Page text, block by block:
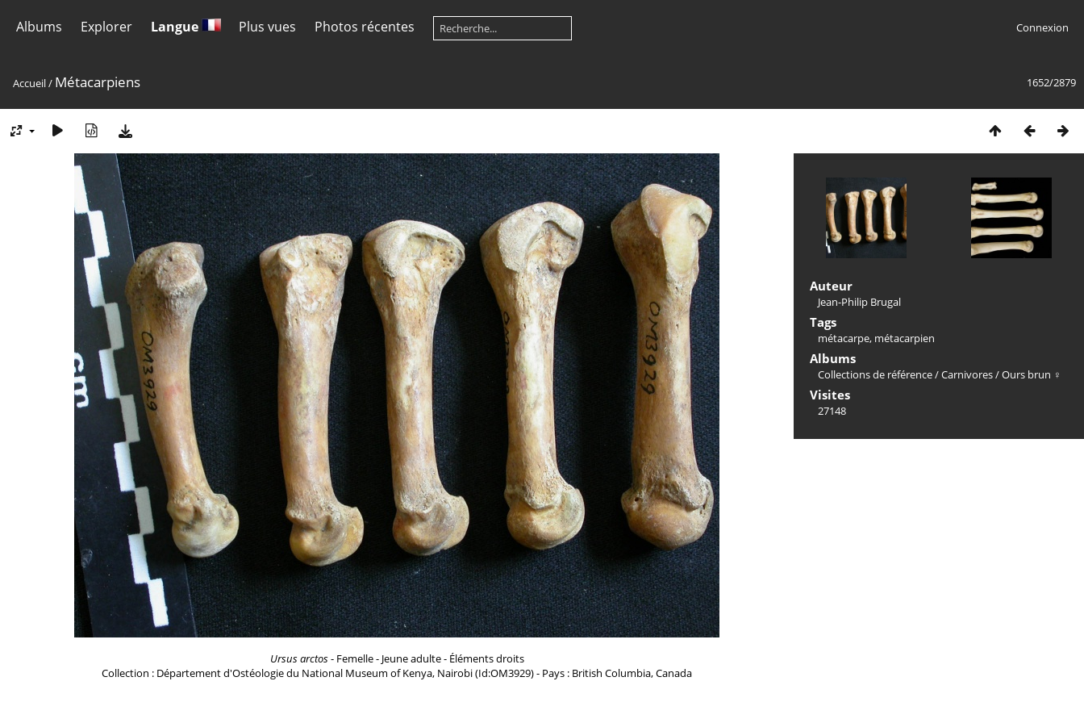
Albums Explorer Langue Plus vues Photos récentes Connexion
1652/2879
Accueil/ Métacarpiens
Ursus arctos- Femelle - Jeune adulte - Éléments droits
Collection : Département d'Ostéologie du National Museum of Kenya, Nairobi (Id:OM3929) - Pays : British Columbia, Canada
Auteur
Jean-Philip Brugal
Tags
métacarpe, métacarpien
Albums
Collections de référence/Carnivores/Ours brun ♀
Visites
27148